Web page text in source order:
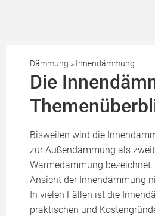
Dämmung » Innendämmung
Die
Bisweilen wird die
zur Außendämmung als
Wärmedämmung
Ansicht der Innendämmung
In vielen Fällen ist die
praktischen und